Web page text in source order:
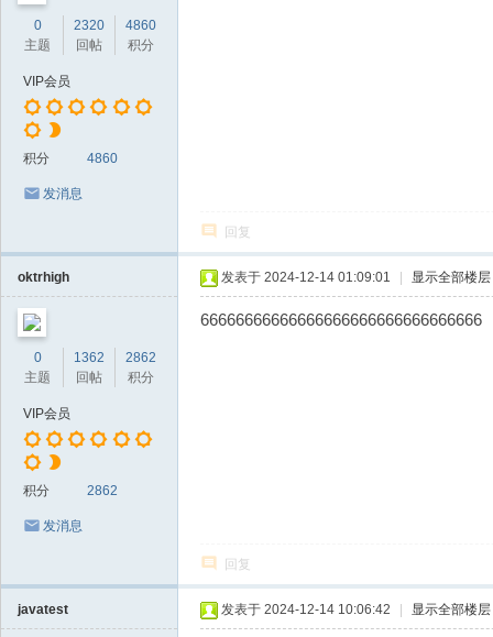
0
主题
2320
回帖
4860
积分
VIP会员
积分 4860
发消息
回复
oktrhigh
0
主题
1362
回帖
2862
积分
VIP会员
积分 2862
发消息
发表于 2024-12-14 01:09:01 显示全部楼层
66666666666666666666666666666666
回复
javatest 发表于 2024-12-14 10:06:42 显示全部楼层